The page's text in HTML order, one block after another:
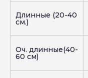
Длинные (20-40
см.)
Оч. длинные(40-
60 см)